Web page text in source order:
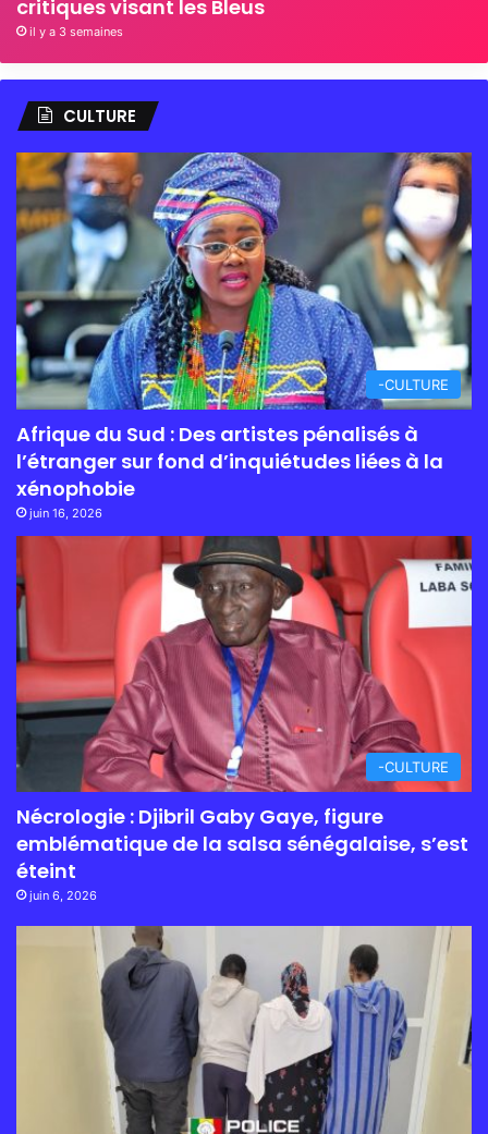
critiques visant les Bleus
il y a 3 semaines
CULTURE
-CULTURE
Afrique du Sud : Des artistes pénalisés à
l’étranger sur fond d’inquiétudes liées à la
xénophobie
juin 16, 2026
-CULTURE
Nécrologie : Djibril Gaby Gaye, figure
emblématique de la salsa sénégalaise, s’est
éteint
juin 6, 2026